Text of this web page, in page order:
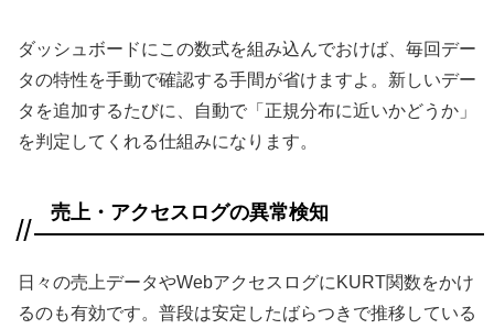
ダッシュボードにこの数式を組み込んでおけば、毎回デー
タの特性を手動で確認する手間が省けますよ。新しいデー
タを追加するたびに、自動で「正規分布に近いかどうか」
を判定してくれる仕組みになります。
売上・アクセスログの異常検知
日々の売上データやWebアクセスログにKURT関数をかけ
るのも有効です。普段は安定したばらつきで推移している